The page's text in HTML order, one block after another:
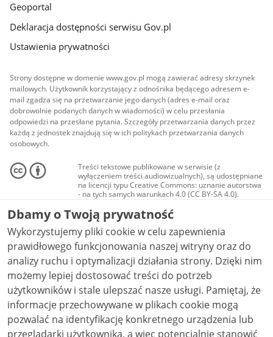
Geoportal
Deklaracja dostępności serwisu Gov.pl
Ustawienia prywatności
Strony dostępne w domenie www.gov.pl mogą zawierać adresy skrzynek
mailowych. Użytkownik korzystający z odnośnika będącego adresem e-
mail zgadza się na przetwarzanie jego danych (adres e-mail oraz
dobrowolnie podanych danych w wiadomości) w celu przesłania
odpowiedzi na przesłane pytania. Szczegóły przetwarzania danych przez
każdą z jednostek znajdują się w ich politykach przetwarzania danych
osobowych.
Treści tekstowe publikowane w serwisie (z
wyłączeniem treści audiowizualnych), są udostępniane
na licencji typu Creative Commons: uznanie autorstwa
- na tych samych warunkach 4.0 (CC BY-SA 4.0).
Materiały audiowizualne, w tym zdjęcia, materiały
audio i wideo, są udostępniane na licencji typu
Creative Commons: uznanie autorstwa użycie
niekomercyjne - bez utworów zależnych 4.0 (CC BY-
NC-ND 4.0), o ile nie jest to stwierdzone inaczej.
Dbamy o Twoją prywatność
Wykorzystujemy pliki cookie w celu zapewnienia
prawidłowego funkcjonowania naszej witryny oraz do
analizy ruchu i optymalizacji działania strony. Dzięki nim
możemy lepiej dostosować treści do potrzeb
użytkowników i stale ulepszać nasze usługi. Pamiętaj, że
informacje przechowywane w plikach cookie mogą
pozwalać na identyfikację konkretnego urządzenia lub
przeglądarki użytkownika, a więc potencjalnie stanowić